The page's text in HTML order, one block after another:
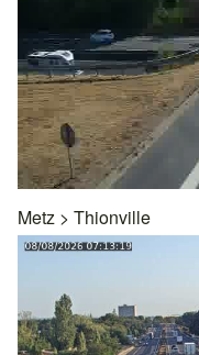
Metz > Thionville